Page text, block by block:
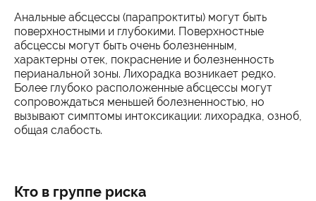
Анальные абсцессы (парапроктиты) могут быть
поверхностными и глубокими. Поверхностные
абсцессы могут быть очень болезненным,
характерны отек, покраснение и болезненность
перианальной зоны. Лихорадка возникает редко.
Более глубоко расположенные абсцессы могут
сопровождаться меньшей болезненностью, но
вызывают симптомы интоксикации: лихорадка, озноб,
общая слабость.
Кто в группе риска